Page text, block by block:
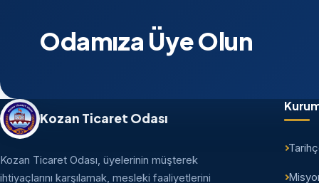
Odamıza Üye Olun
Kozan Ticaret Odası
Kozan Ticaret Odası, üyelerinin müşterek
ihtiyaçlarını karşılamak, mesleki faaliyetlerini